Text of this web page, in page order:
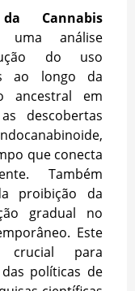
Cannabis
uma análise
do uso
ao longo da
ancestral em
descobertas
que conecta
Também
proibição da
gradual no
Este
para
políticas de